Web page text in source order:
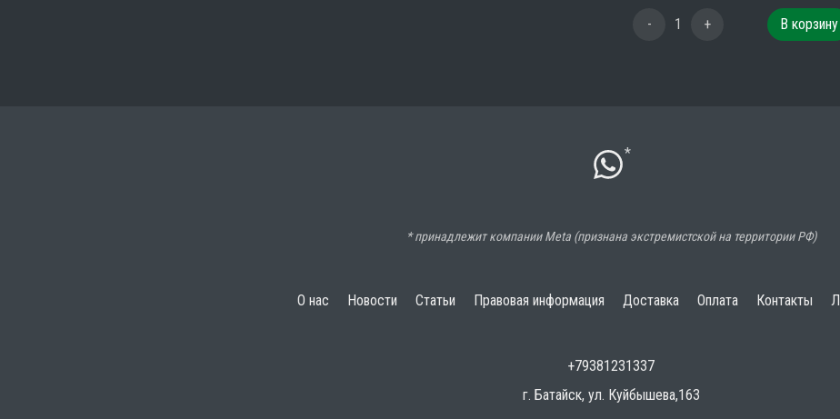
- 1 + В корзину
*
* принадлежит компании Meta (признана экстремистской на территории РФ)
О нас Новости Статьи Правовая информация Доставка Оплата Контакты
+79381231337
г. Батайск, ул. Куйбышева,163